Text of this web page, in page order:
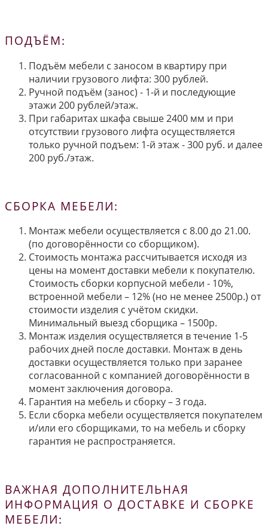
ПОДЪЁМ:
Подъём мебели с заносом в квартиру при
наличии грузового лифта: 300 рублей.
Ручной подъём (занос) - 1-й и последующие
этажи 200 рублей/этаж.
При габаритах шкафа свыше 2400 мм и при
отсутствии грузового лифта осуществляется
только ручной подъем: 1-й этаж - 300 руб. и далее
200 руб./этаж.
СБОРКА МЕБЕЛИ:
Монтаж мебели осуществляется с 8.00 до 21.00.
(по договорённости со сборщиком).
Стоимость монтажа рассчитывается исходя из
цены на момент доставки мебели к покупателю.
Стоимость сборки корпусной мебели - 10%,
встроенной мебели – 12% (но не менее 2500р.) от
стоимости изделия с учётом скидки.
Минимальный выезд сборщика – 1500р.
Монтаж изделия осуществляется в течение 1-5
рабочих дней после доставки. Монтаж в день
доставки осуществляется только при заранее
согласованной с компанией договорённости в
момент заключения договора.
Гарантия на мебель и сборку – 3 года.
Если сборка мебели осуществляется покупателем
и/или его сборщиками, то на мебель и сборку
гарантия не распространяется.
ВАЖНАЯ ДОПОЛНИТЕЛЬНАЯ
ИНФОРМАЦИЯ О ДОСТАВКЕ И СБОРКЕ
МЕБЕЛИ: